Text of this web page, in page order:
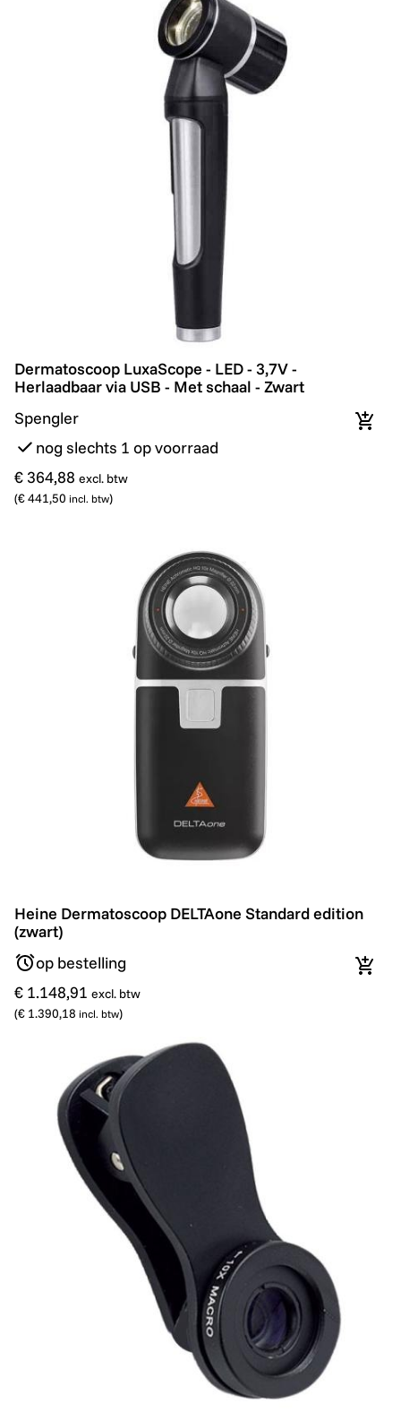
Dermatoscoop LuxaScope - LED - 3,7V - Herlaadbaar
Dermatoscoop LuxaScope - LED - 3,7V -
Herlaadbaar via USB - Met schaal - Zwart
Spengler
nog slechts 1 op voorraad
€ 364,88 excl. btw
(€ 441,50 incl. btw)
In
Heine Dermatoscoop DELTAone Standard edition
Heine Dermatoscoop DELTAone Standard edition
(zwart)
op bestelling
€ 1.148,91 excl. btw
(€ 1.390,18 incl. btw)
In